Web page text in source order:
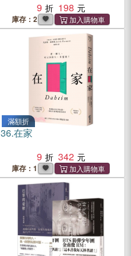
9
198
庫存：2
滿額折
36.在家
9
342
庫存：1